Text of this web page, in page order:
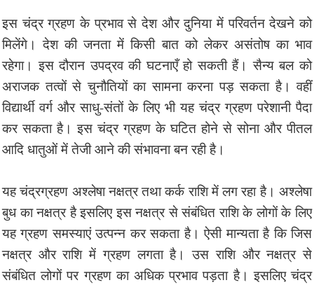
इस चंद्र ग्रहण के प्रभाव से देश और दुनिया में परिवर्तन देखने को
मिलेंगे। देश की जनता में किसी बात को लेकर असंतोष का भाव
रहेगा। इस दौरान उपद्रव की घटनाएँ हो सकती हैं। सैन्य बल को
अराजक तत्वों से चुनौतियों का सामना करना पड़ सकता है। वहीं
विद्यार्थी वर्ग और साधु-संतों के लिए भी यह चंद्र ग्रहण परेशानी पैदा
कर सकता है। इस चंद्र ग्रहण के घटित होने से सोना और पीतल
आदि धातुओं में तेजी आने की संभावना बन रही है।
यह चंद्रग्रहण अश्लेषा नक्षत्र तथा कर्क राशि में लग रहा है। अश्लेषा
बुध का नक्षत्र है इसलिए इस नक्षत्र से संबंधित राशि के लोगों के लिए
यह ग्रहण समस्याएं उत्पन्न कर सकता है। ऐसी मान्यता है कि जिस
नक्षत्र और राशि में ग्रहण लगता है। उस राशि और नक्षत्र से
संबंधित लोगों पर ग्रहण का अधिक प्रभाव पड़ता है। इसलिए चंद्र